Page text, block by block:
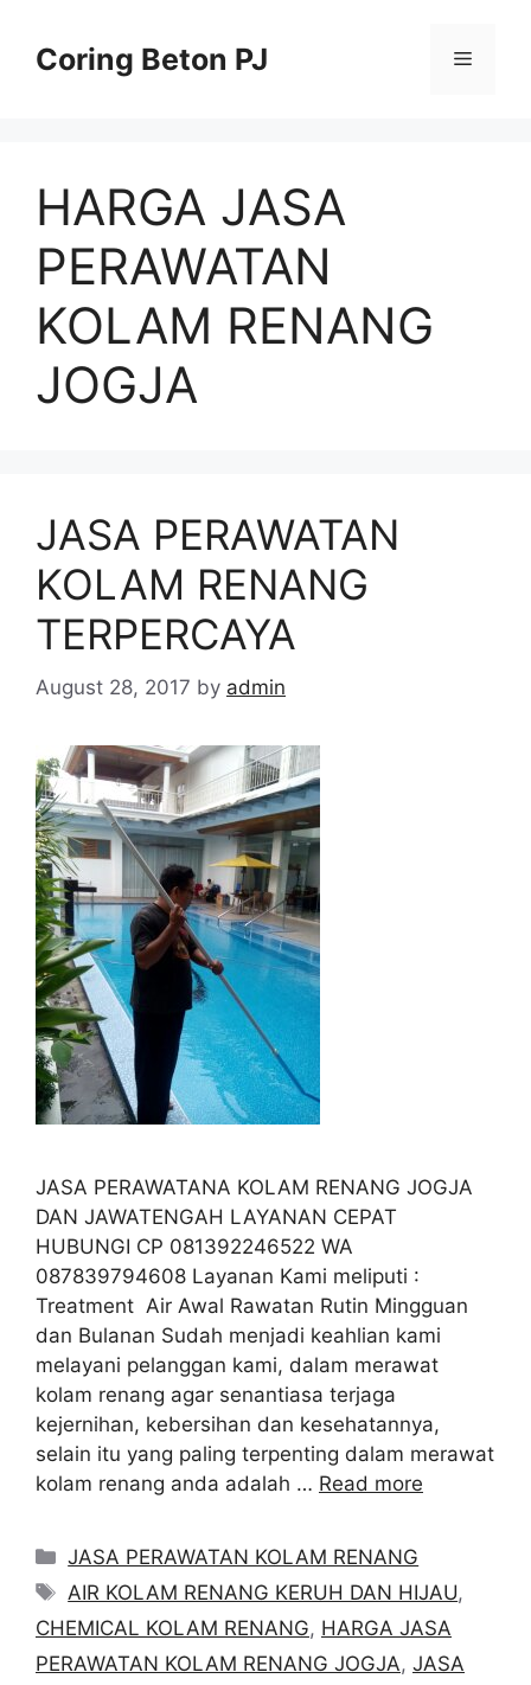
contentCoring Beton PJ Menu
HARGA JASA
PERAWATAN
KOLAM RENANG
JOGJA
JASA PERAWATAN
KOLAM RENANG
TERPERCAYA
August 28, 2017 by admin
JASA PERAWATANA KOLAM RENANG JOGJA
DAN JAWATENGAH LAYANAN CEPAT
HUBUNGI CP 081392246522 WA
087839794608 Layanan Kami meliputi :
Treatment Air Awal Rawatan Rutin Mingguan
dan Bulanan Sudah menjadi keahlian kami
melayani pelanggan kami, dalam merawat
kolam renang agar senantiasa terjaga
kejernihan, kebersihan dan kesehatannya,
selain itu yang paling terpenting dalam merawat
kolam renang anda adalah … Read more
Categories
JASA PERAWATAN KOLAM RENANG
Tags
AIR KOLAM RENANG KERUH DAN HIJAU,
CHEMICAL KOLAM RENANG, HARGA JASA
PERAWATAN KOLAM RENANG JOGJA, JASA